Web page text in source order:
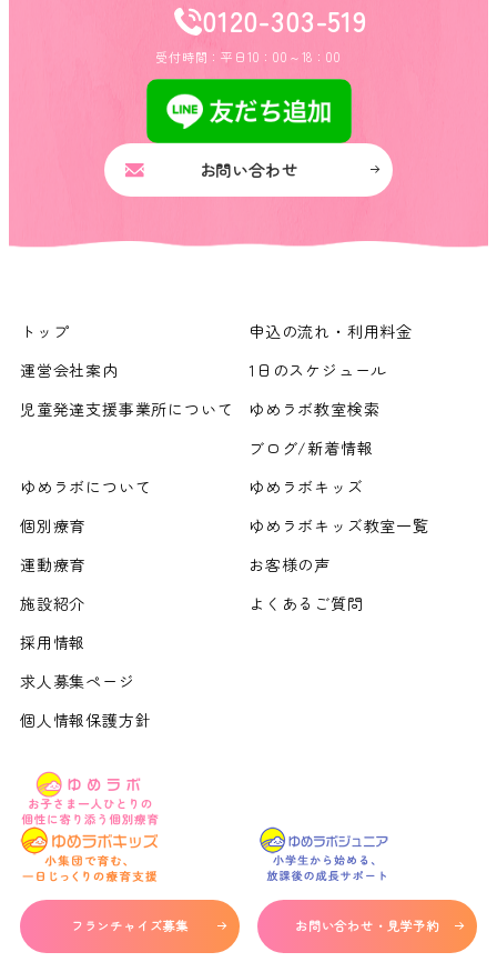
0120-303-519
受付時間：平日10：00～18：00
お問い合わせ
トップ
運営会社案内
児童発達支援事業所について
申込の流れ・利用料金
1日のスケジュール
ゆめラボ教室検索
ブログ/新着情報
ゆめラボについて
個別療育
運動療育
施設紹介
ゆめラボキッズ
ゆめラボキッズ教室一覧
お客様の声
よくあるご質問
採用情報
求人募集ページ
個人情報保護方針
フランチャイズ募集 お問い合わせ・見学予約